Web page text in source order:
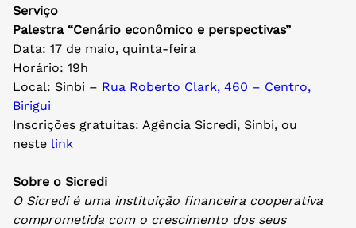
Serviço
Palestra “Cenário econômico e perspectivas”
Data: 17 de maio, quinta-feira
Horário: 19h
Local: Sinbi – Rua Roberto Clark, 460 – Centro,
Birigui
Inscrições gratuitas: Agência Sicredi, Sinbi, ou
neste link
Sobre o Sicredi
O Sicredi é uma instituição financeira cooperativa
comprometida com o crescimento dos seus